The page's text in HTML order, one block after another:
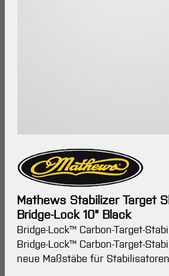
Mathews Stabilizer Target
Bridge-Lock 10" Black
Bridge-Lock™ Carbon-Target-
Bridge-Lock™ Carbon-Target-
neue Maßstäbe für